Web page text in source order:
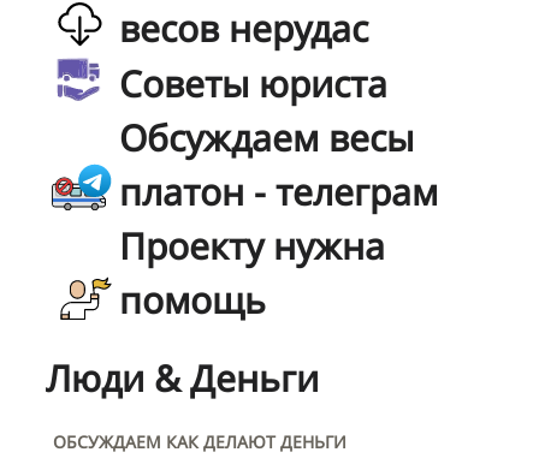
весов нерудас
Советы юриста
Обсуждаем весы
платон - телеграм
Проекту нужна
помощь
Люди & Деньги
ОБСУЖДАЕМ КАК ДЕЛАЮТ ДЕНЬГИ